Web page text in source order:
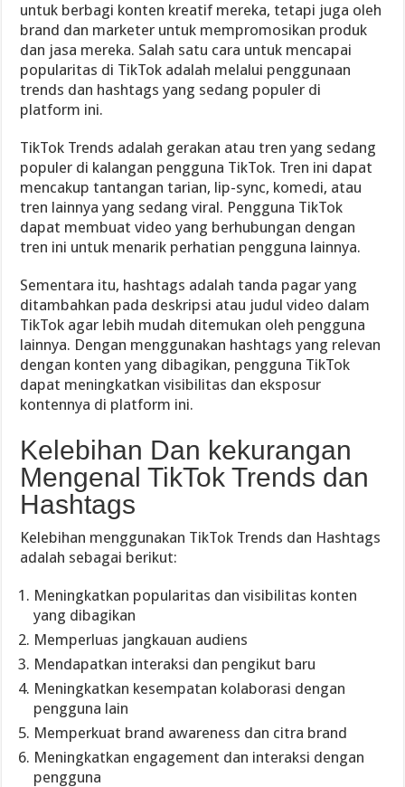
untuk berbagi konten kreatif mereka, tetapi juga oleh
brand dan marketer untuk mempromosikan produk
dan jasa mereka. Salah satu cara untuk mencapai
popularitas di TikTok adalah melalui penggunaan
trends dan hashtags yang sedang populer di
platform ini.
TikTok Trends adalah gerakan atau tren yang sedang
populer di kalangan pengguna TikTok. Tren ini dapat
mencakup tantangan tarian, lip-sync, komedi, atau
tren lainnya yang sedang viral. Pengguna TikTok
dapat membuat video yang berhubungan dengan
tren ini untuk menarik perhatian pengguna lainnya.
Sementara itu, hashtags adalah tanda pagar yang
ditambahkan pada deskripsi atau judul video dalam
TikTok agar lebih mudah ditemukan oleh pengguna
lainnya. Dengan menggunakan hashtags yang relevan
dengan konten yang dibagikan, pengguna TikTok
dapat meningkatkan visibilitas dan eksposur
kontennya di platform ini.
Kelebihan Dan kekurangan
Mengenal TikTok Trends dan
Hashtags
Kelebihan menggunakan TikTok Trends dan Hashtags
adalah sebagai berikut:
Meningkatkan popularitas dan visibilitas konten
yang dibagikan
Memperluas jangkauan audiens
Mendapatkan interaksi dan pengikut baru
Meningkatkan kesempatan kolaborasi dengan
pengguna lain
Memperkuat brand awareness dan citra brand
Meningkatkan engagement dan interaksi dengan
pengguna